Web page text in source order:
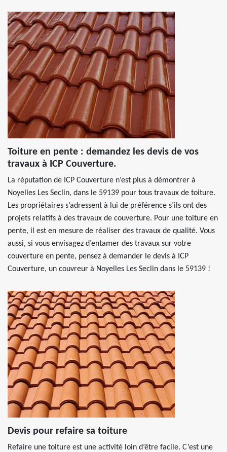
Toiture en pente : demandez les devis de vos
travaux à ICP Couverture.
La réputation de ICP Couverture n’est plus à démontrer à
Noyelles Les Seclin, dans le 59139 pour tous travaux de toiture.
Les propriétaires s’adressent à lui de préférence s’ils ont des
projets relatifs à des travaux de couverture. Pour une toiture en
pente, il est en mesure de réaliser des travaux de qualité. Vous
aussi, si vous envisagez d’entamer des travaux sur votre
couverture en pente, pensez à demander le devis à ICP
Couverture, un couvreur à Noyelles Les Seclin dans le 59139 !
Devis pour refaire sa toiture
Refaire une toiture est une activité loin d’être facile. C’est une